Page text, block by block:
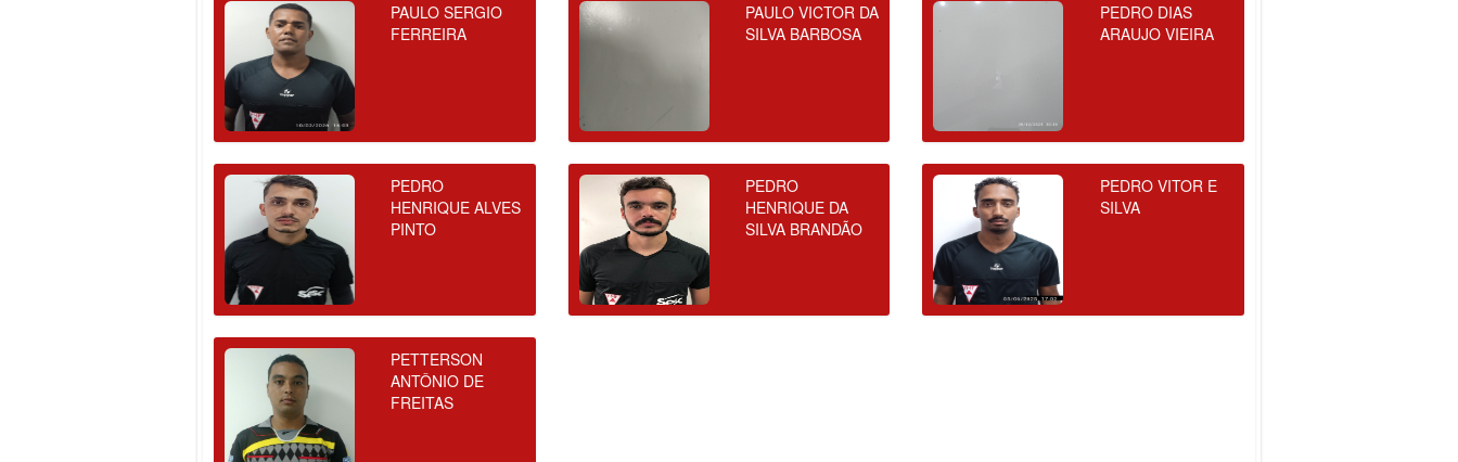
PAULO SERGIO
FERREIRA
PAULO VICTOR DA
SILVA BARBOSA
PEDRO DIAS
ARAUJO VIEIRA
PEDRO
HENRIQUE ALVES
PINTO
PEDRO
HENRIQUE DA
SILVA BRANDÃO
PEDRO VITOR E
SILVA
PETTERSON
ANTÔNIO DE
FREITAS